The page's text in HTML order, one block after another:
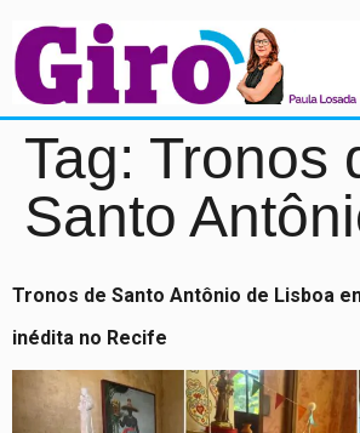
Tag: Tronos
Santo
Tronos de Santo Antônio de Lisboa
inédita no Recife